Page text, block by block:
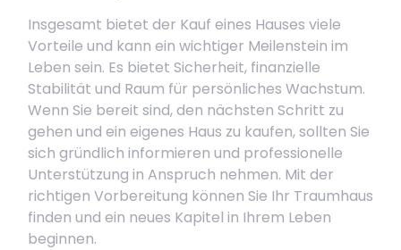
Insgesamt bietet der Kauf eines Hauses viele
Vorteile und kann ein wichtiger Meilenstein im
Leben sein. Es bietet Sicherheit, finanzielle
Stabilität und Raum für persönliches Wachstum.
Wenn Sie bereit sind, den nächsten Schritt zu
gehen und ein eigenes Haus zu kaufen, sollten Sie
sich gründlich informieren und professionelle
Unterstützung in Anspruch nehmen. Mit der
richtigen Vorbereitung können Sie Ihr Traumhaus
finden und ein neues Kapitel in Ihrem Leben
beginnen.